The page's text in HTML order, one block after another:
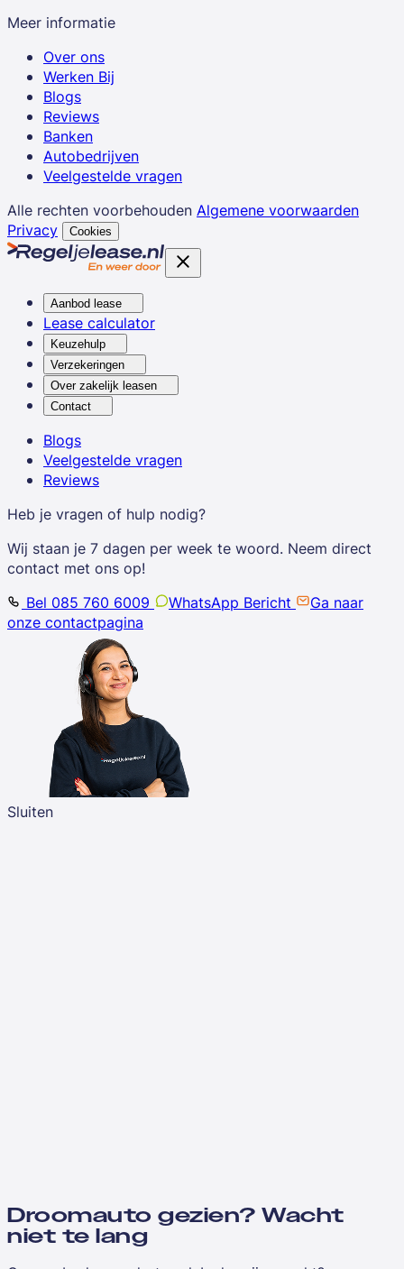
Meer informatie
Over ons
Werken Bij
Blogs
Reviews
Banken
Autobedrijven
Veelgestelde vragen
Alle rechten voorbehouden Algemene voorwaarden
Privacy
Cookies
Aanbod lease
Lease calculator
Keuzehulp
Verzekeringen
Over zakelijk leasen
Contact
Blogs
Veelgestelde vragen
Reviews
Heb je vragen of hulp nodig?
Wij staan je 7 dagen per week te woord. Neem direct
contact met ons op!
Bel 085 760 6009
WhatsApp Bericht
Ga naar
onze contactpagina
Sluiten
Droomauto gezien? Wacht
niet te lang